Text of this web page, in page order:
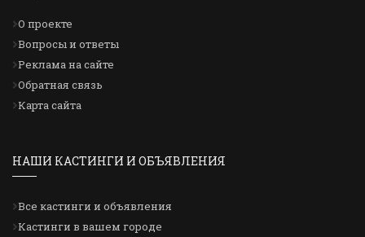
О проекте
Вопросы и ответы
Реклама на сайте
Обратная связь
Карта сайта
НАШИ КАСТИНГИ И ОБЪЯВЛЕНИЯ
Все кастинги и объявления
Кастинги в вашем городе